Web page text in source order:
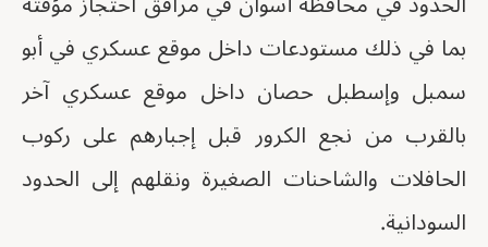
بما في ذلك مستودعات داخل موقع عسكري في أبو
سمبل وإسطبل حصان داخل موقع عسكري آخر
بالقرب من نجع الكرور قبل إجبارهم على ركوب
الحافلات والشاحنات الصغيرة ونقلهم إلى الحدود
السودانية.